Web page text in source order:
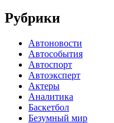
Рубрики
Автоновости
Автособытия
Автоспорт
Автоэксперт
Актеры
Аналитика
Баскетбол
Безумный мир